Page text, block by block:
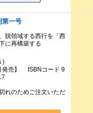
一号
脱領域する西行を「西
に再構築する
)
発売】 ISBNコード 9
れのためご注文いただ